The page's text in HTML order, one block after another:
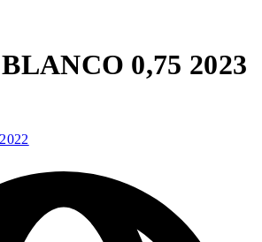
0,75 2023
2022